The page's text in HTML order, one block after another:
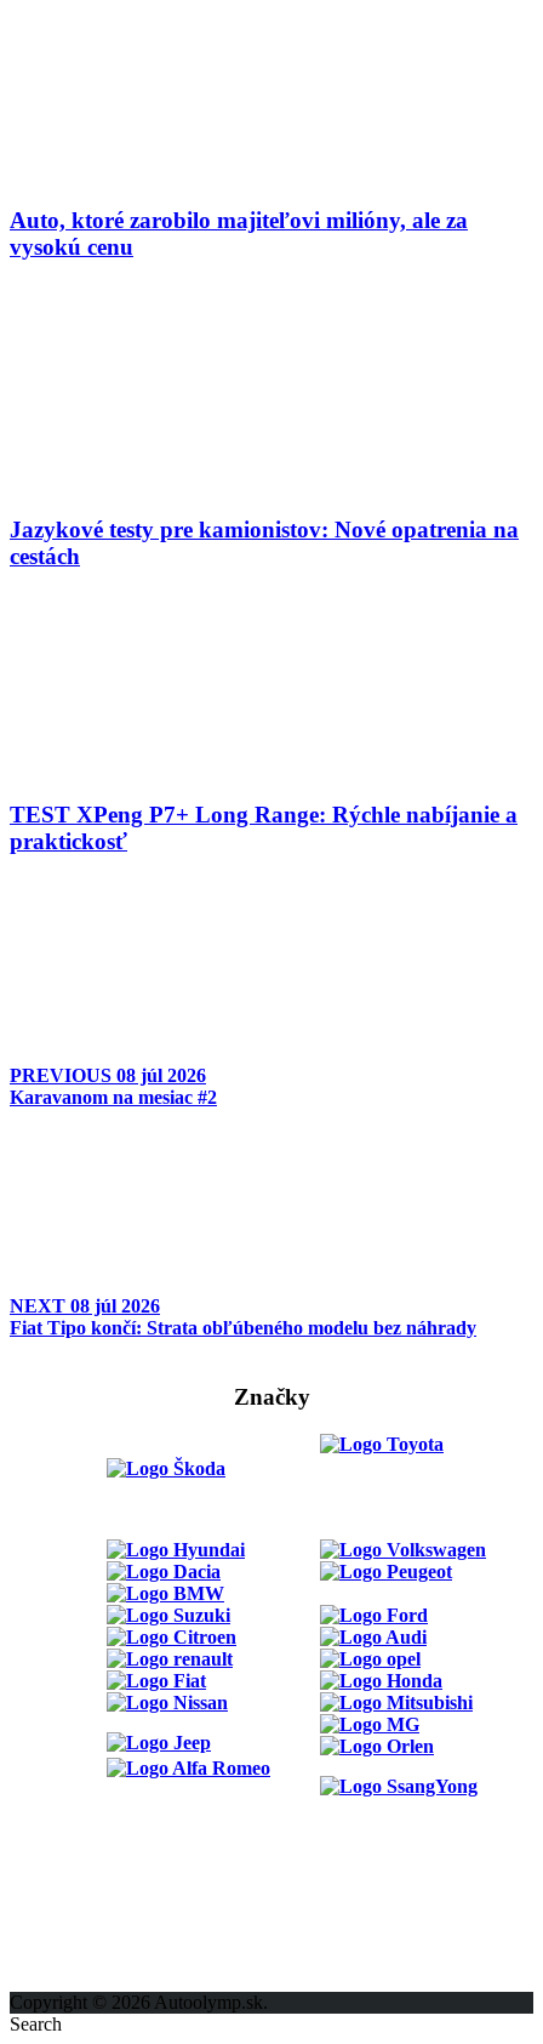
Auto, ktoré zarobilo majiteľovi milióny, ale za
vysokú cenu
Jazykové testy pre kamionistov: Nové opatrenia na
cestách
TEST XPeng P7+ Long Range: Rýchle nabíjanie a
praktickosť
PREVIOUS 08 júl 2026
Karavanom na mesiac #2
NEXT 08 júl 2026
Fiat Tipo končí: Strata obľúbeného modelu bez náhrady
Značky
Copyright © 2026 Autoolymp.sk.
Search